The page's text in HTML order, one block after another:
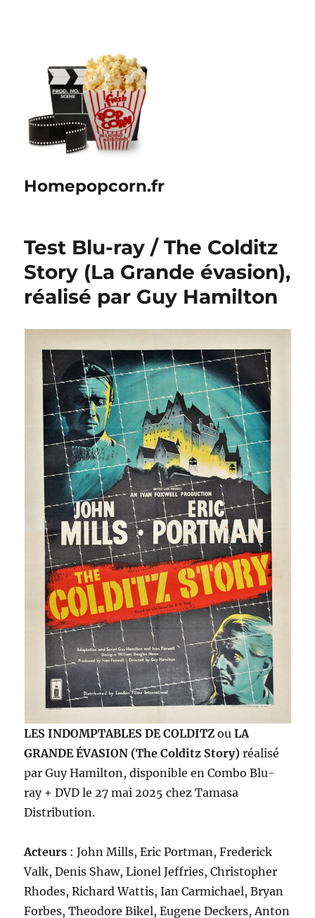
Homepopcorn.fr
Test Blu-ray / The Colditz
Story (La Grande évasion),
réalisé par Guy Hamilton
LES INDOMPTABLES DE COLDITZouLA
GRANDE ÉVASION (The Colditz Story)réalisé
par Guy Hamilton, disponible en Combo Blu-
ray + DVD le 27 mai 2025 chez Tamasa
Distribution.
Acteurs : John Mills, Eric Portman, Frederick
Valk, Denis Shaw, Lionel Jeffries, Christopher
Rhodes, Richard Wattis, Ian Carmichael, Bryan
Forbes, Theodore Bikel, Eugene Deckers, Anton